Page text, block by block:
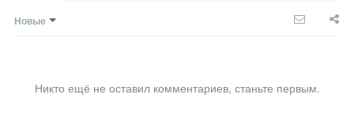
Новые
Никто ещё не оставил комментариев, станьте первым.